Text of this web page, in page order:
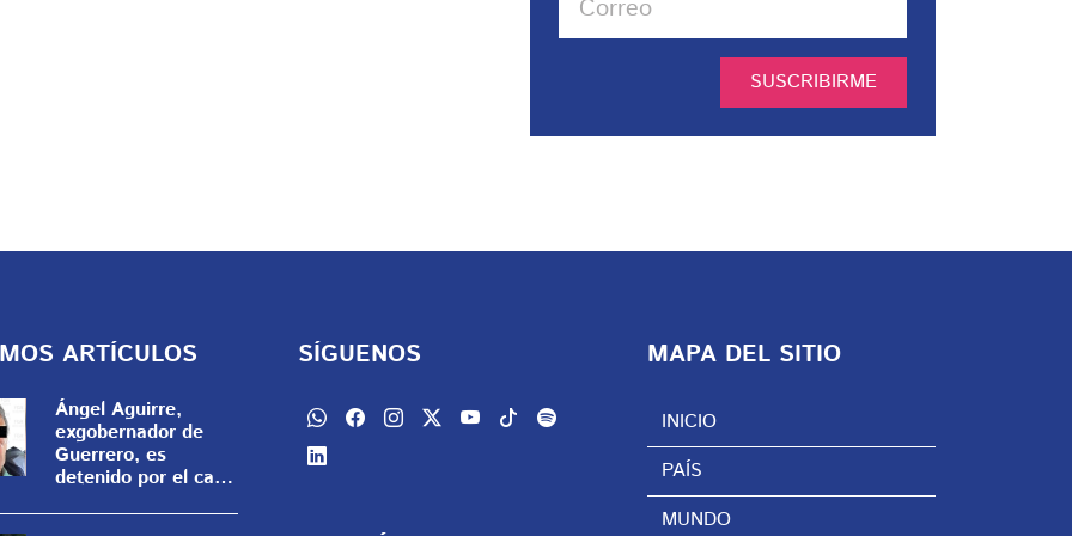
SUSCRIBIRME
ARTÍCULOS
Ángel Aguirre,
exgobernador de
Guerrero, es
detenido por el caso
SÍGUENOS MAPA DEL SITIO
INICIO
PAÍS
MUNDO